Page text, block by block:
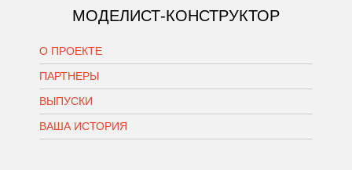
МОДЕЛИСТ-КОНСТРУКТОР
О ПРОЕКТЕ
ПАРТНЕРЫ
ВЫПУСКИ
ВАША ИСТОРИЯ